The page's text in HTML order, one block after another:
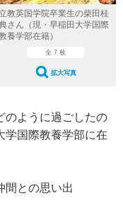
立教英国学院卒業生の柴田桂
さん（現・早稲田大学国際
養学部在籍）
全 7 枚
拡大写真
のように過ごしたの
学国際教養学部に在
との思い出